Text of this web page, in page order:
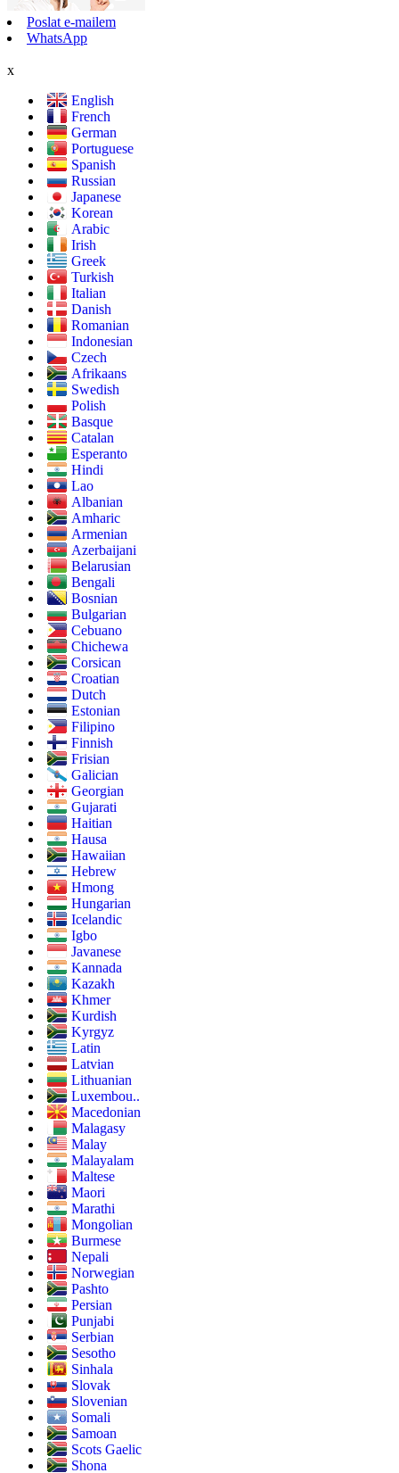
Poslat e-mailem
WhatsApp
x
English
French
German
Portuguese
Spanish
Russian
Japanese
Korean
Arabic
Irish
Greek
Turkish
Italian
Danish
Romanian
Indonesian
Czech
Afrikaans
Swedish
Polish
Basque
Catalan
Esperanto
Hindi
Lao
Albanian
Amharic
Armenian
Azerbaijani
Belarusian
Bengali
Bosnian
Bulgarian
Cebuano
Chichewa
Corsican
Croatian
Dutch
Estonian
Filipino
Finnish
Frisian
Galician
Georgian
Gujarati
Haitian
Hausa
Hawaiian
Hebrew
Hmong
Hungarian
Icelandic
Igbo
Javanese
Kannada
Kazakh
Khmer
Kurdish
Kyrgyz
Latin
Latvian
Lithuanian
Luxembou..
Macedonian
Malagasy
Malay
Malayalam
Maltese
Maori
Marathi
Mongolian
Burmese
Nepali
Norwegian
Pashto
Persian
Punjabi
Serbian
Sesotho
Sinhala
Slovak
Slovenian
Somali
Samoan
Scots Gaelic
Shona